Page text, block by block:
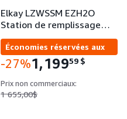
Elkay LZWSSM EZH2O
Station de remplissage…
Économies réservées aux
entreprises
-27%1,19959 $
Prix non commerciaux:
1 655,00$